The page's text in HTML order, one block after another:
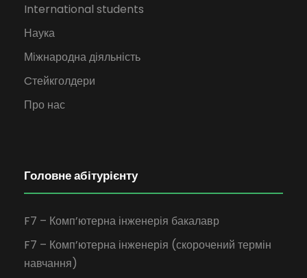
International students
Наука
Міжнародна діяльність
Cтейкголдери
Про нас
Головне абітурієнту
F7 – Комп’ютерна інженерія бакалавр
F7 – Комп’ютерна інженерія (скорочений термін
навчання)